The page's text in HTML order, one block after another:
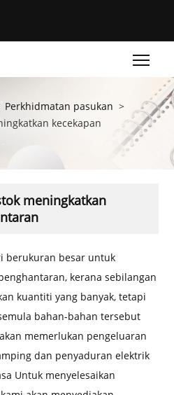
Perkhidmatan pasukan >
kecekapan
meningkatkan
berukuran besar untuk
kerana sebilangan
kuantiti yang banyak, tetapi
bahan-bahan tersebut
memerlukan pengeluaran
dan penyaduran elektrik
Untuk menyelesaikan